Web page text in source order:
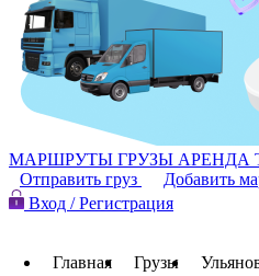
МАРШРУТЫ ГРУЗЫ АРЕНДА
Отправить груз
Добавить
Вход / Регистрация
Главная Грузы